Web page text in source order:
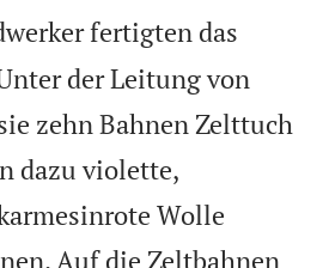
fertigten das
der Leitung von
zehn Bahnen Zelttuch
dazu violette,
Wolle
Auf die Zeltbahnen